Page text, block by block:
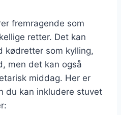
fremragende som
retter. Det kan
kødretter som kylling,
men det kan også
middag. Her er
du kan inkludere stuvet